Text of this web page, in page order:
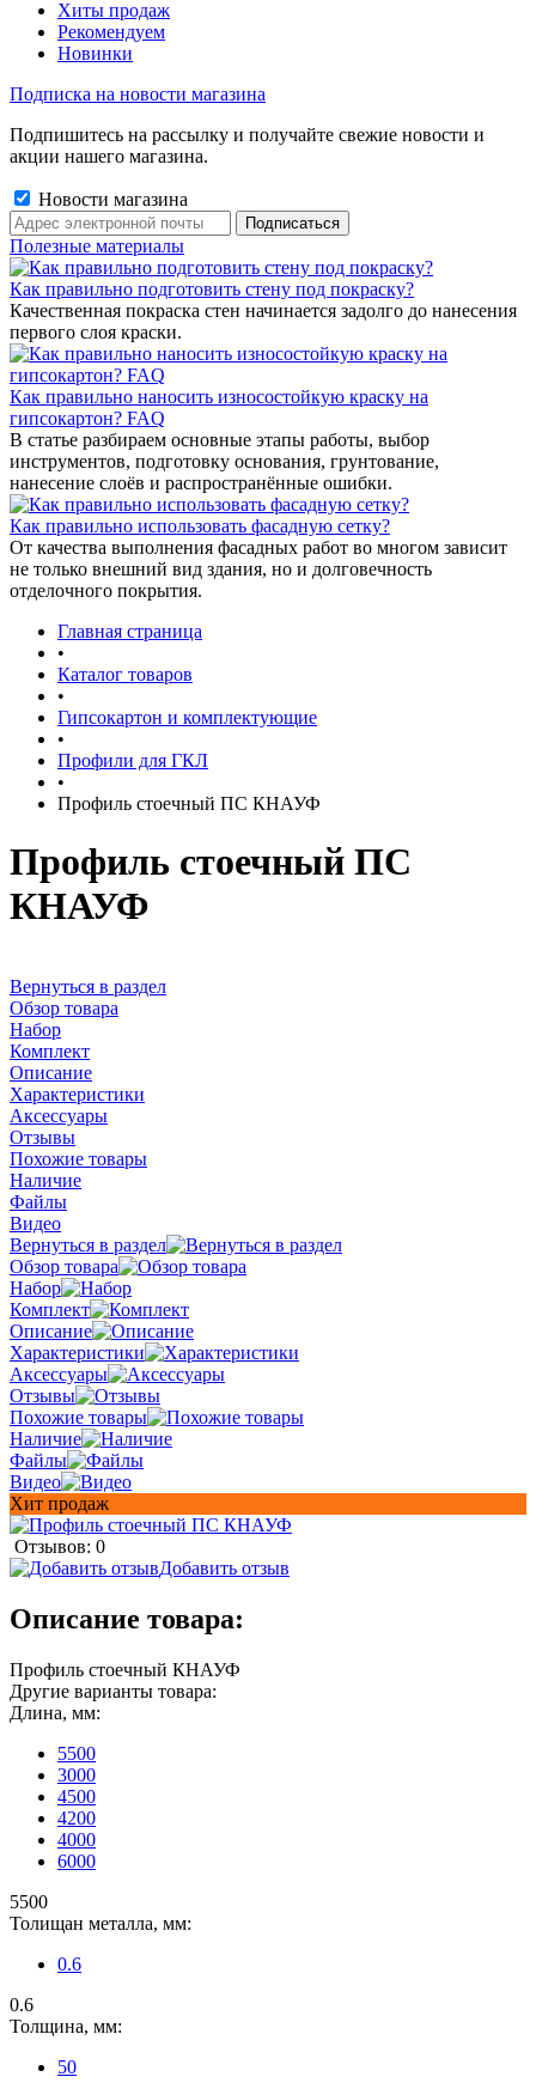
Хиты продаж
Рекомендуем
Новинки
Подписка на новости магазина
Подпишитесь на рассылку и получайте свежие новости и
акции нашего магазина.
Новости магазина
Полезные материалы
Как правильно подготовить стену под покраску?
Качественная покраска стен начинается задолго до нанесения
первого слоя краски.
Как правильно наносить износостойкую краску на
гипсокартон? FAQ
В статье разбираем основные этапы работы, выбор
инструментов, подготовку основания, грунтование,
нанесение слоёв и распространённые ошибки.
Как правильно использовать фасадную сетку?
От качества выполнения фасадных работ во многом зависит
не только внешний вид здания, но и долговечность
отделочного покрытия.
Главная страница
•
Каталог товаров
•
Гипсокартон и комплектующие
•
Профили для ГКЛ
•
Профиль стоечный ПС КНАУФ
Профиль стоечный ПС
КНАУФ
Вернуться в раздел
Обзор товара
Набор
Комплект
Описание
Характеристики
Аксессуары
Отзывы
Похожие товары
Наличие
Файлы
Видео
Вернуться в раздел
Обзор товара
Набор
Комплект
Описание
Характеристики
Аксессуары
Отзывы
Похожие товары
Наличие
Файлы
Видео
Хит продаж
Отзывов: 0
Добавить отзыв
Описание товара:
Профиль стоечный КНАУФ
Другие варианты товара:
Длина, мм:
5500
3000
4500
4200
4000
6000
5500
Толищан металла, мм:
0.6
0.6
Толщина, мм:
50